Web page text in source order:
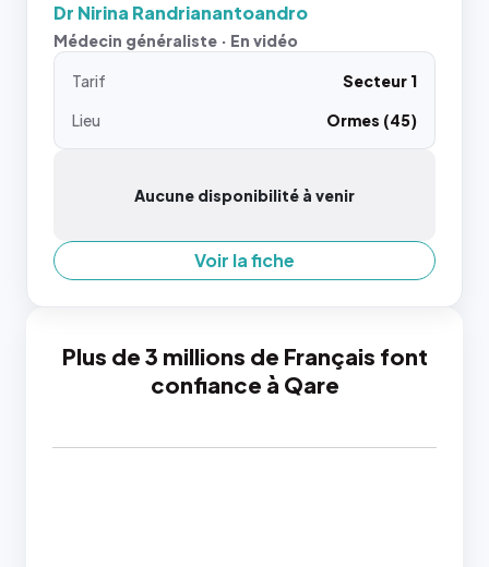
Dr Nirina Randrianantoandro
Médecin généraliste · En vidéo
Tarif
Secteur 1
Lieu
Ormes (45)
Aucune disponibilité à venir
Voir la fiche
Plus de 3 millions de Français font
confiance à Qare